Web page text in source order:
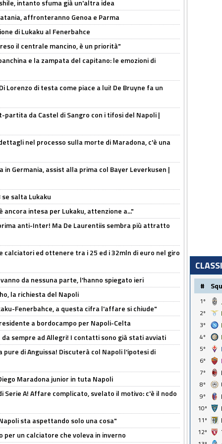
intanto sfuma già un'altra idea
affronteranno Genoa e Parma
di Lukaku al Fenerbahce
il centrale mancino, è un priorità"
e la zampata del capitano: le emozioni di
Lorenzo di testa come piace a lui! De Bruyne fa un
partita da Castel di Sangro con i tifosi del Napoli |
nel processo sulla morte di Maradona, c'è una
Germania, assist alla prima col Bayer Leverkusen |
salta Lukaku
ancora intesa per Lukaku, attenzione a..."
anti-Inter! Ma De Laurentiis sembra più attratto
calciatori ed ottenere tra i 25 ed i 32mln di euro nel giro
da nessuna parte, l'hanno spiegato ieri
la richiesta del Napoli
Fenerbahce, a questa cifra l'affare si chiude"
a bordocampo per Napoli-Celta
da sempre ad Allegri! I contatti sono già stati avviati
pure di Anguissa! Discuterà col Napoli l'ipotesi di
Maradona junior in tuta Napoli
Serie A! Affare complicato, svelato il motivo: c'è il nodo
sta aspettando solo una cosa"
per un calciatore che voleva in inverno
#
1º
2º
3º
4º
5º
6º
7º
8º
9º
10º
11º
12º